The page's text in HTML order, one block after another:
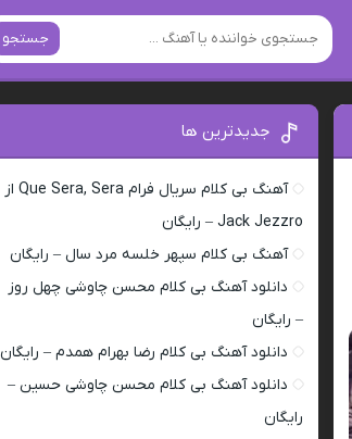
جستجو
جدیدترین ها
آهنگ بی کلام سریال فرام Que Sera, Sera از
Jack Jezzro – رایگان
آهنگ بی کلام سپهر خلسه مرد سال – رایگان
دانلود آهنگ بی کلام محسن چاوشی چهل روز
– رایگان
دانلود آهنگ بی کلام رضا بهرام همدم – رایگان
دانلود آهنگ بی کلام محسن چاوشی حسین –
رایگان